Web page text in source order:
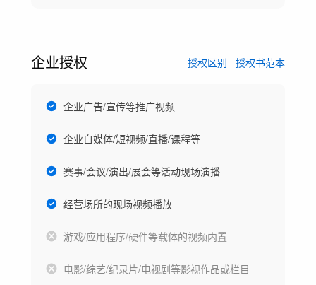
企业授权 授权区别 授权书范本
企业广告/宣传等推广视频
企业自媒体/短视频/直播/课程等
赛事/会议/演出/展会等活动现场演播
经营场所的现场视频播放
游戏/应用程序/硬件等载体的视频内置
电影/综艺/纪录片/电视剧等影视作品或栏目